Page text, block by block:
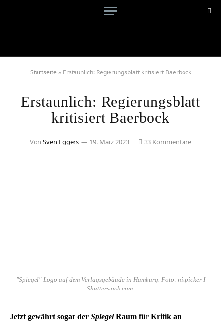
Startseite » Erstaunlich: Regierungsblatt kritisiert Baerbock
Erstaunlich: Regierungsblatt
kritisiert Baerbock
Von Sven Eggers 19. März 2023 33 Kommentare
"Spiegel"-Logo auf dem Verlagsgebäude in Hamburg. Foto: nitpicker I
Shutterstock.com.
Jetzt gewährt sogar der SpiegelRaum für Kritik an